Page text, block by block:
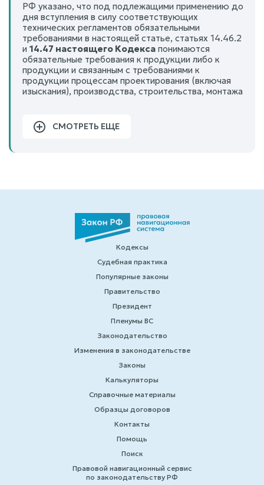
РФ указано, что под подлежащими применению до
дня вступления в силу соответствующих
технических регламентов обязательными
требованиями в настоящей статье, статьях 14.46.2
и 14.47 настоящего Кодекса понимаются
обязательные требования к продукции либо к
продукции и связанным с требованиями к
продукции процессам проектирования (включая
изыскания), производства, строительства, монтажа
СМОТРЕТЬ ЕЩЕ
Кодексы
Судебная практика
Популярные законы
Правительство
Президент
Пленумы ВС
Законодательство
Изменения в законодательстве
Законы
Калькуляторы
Справочные материалы
Образцы договоров
Контакты
Помощь
Поиск
Правовой навигационный сервис
по законодательству РФ